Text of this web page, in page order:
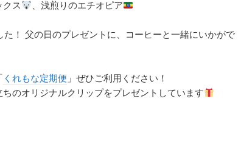
ス
、浅煎りのエチオピア
た！ 父の日のプレゼントに、コーヒーと一緒にいかがで
くれもな定期便 」ぜひご利用ください！
のオリジナルクリップをプレゼントしています